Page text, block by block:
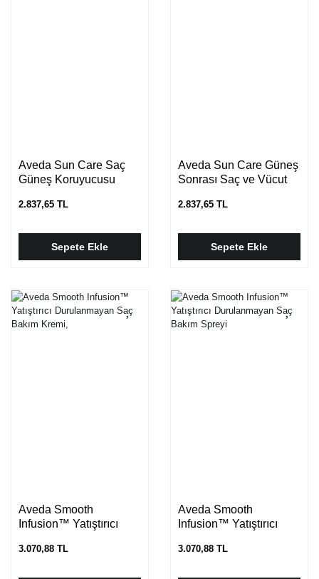
Aveda Sun Care Saç
Güneş Koruyucusu
2.837,65 TL
Sepete Ekle
Aveda Sun Care Güneş
Sonrası Saç ve Vücut
2.837,65 TL
Sepete Ekle
Aveda Smooth
Infusion™ Yatıştırıcı
Bakım Kremi,
3.070,88 TL
Aveda Smooth
Infusion™ Yatıştırıcı
Bakım Spreyi
3.070,88 TL